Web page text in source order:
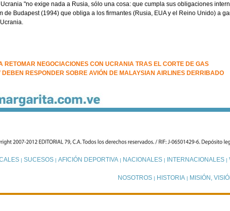
"no exige nada a Rusia, sólo una cosa: que cumpla sus obligaciones
de Budapest (1994) que obliga a los firmantes (Rusia, EUA y el Reino Unido) a
RETOMAR NEGOCIACIONES CON UCRANIA TRAS EL CORTE DE GAS
DEBEN RESPONDER SOBRE AVIÓN DE MALAYSIAN AIRLINES DERRIBADO
| SUCESOS| AFICIÓN DEPORTIVA| NACIONALES| INTERNACIONALES|
NOSOTROS | HISTORIA | MISIÓN,